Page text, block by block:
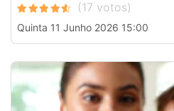
Quinta 11 Junho 2026 15:00